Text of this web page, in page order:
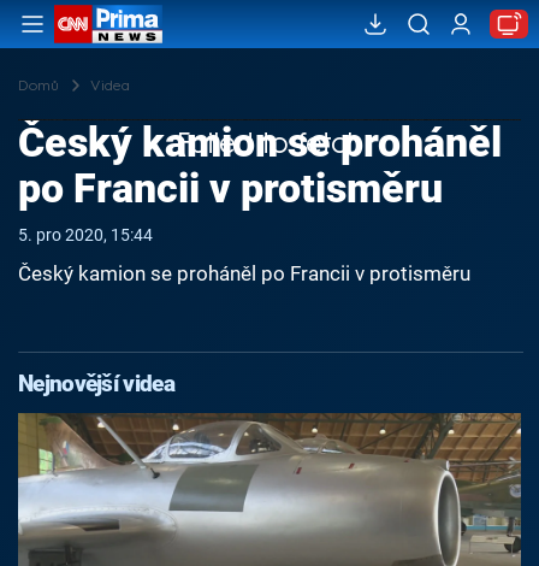
Domů Videa
Failed to fetch
Český kamion se proháněl
po Francii v protisměru
5. pro 2020, 15:44
Český kamion se proháněl po Francii v protisměru
Nejnovější videa